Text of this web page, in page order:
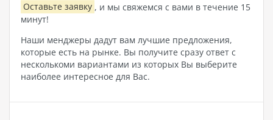
Оставьте заявку , и мы свяжемся с вами в течение 15
минут!
Наши менджеры дадут вам лучшие предложения,
которые есть на рынке. Вы получите сразу ответ с
несколькоми вариантами из которых Вы выберите
наиболее интересное для Вас.